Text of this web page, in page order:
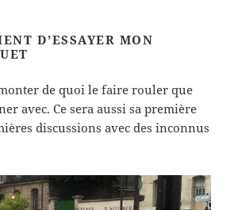
D’ESSAYER MON
de quoi le faire rouler que
avec. Ce sera aussi sa première
discussions avec des inconnus